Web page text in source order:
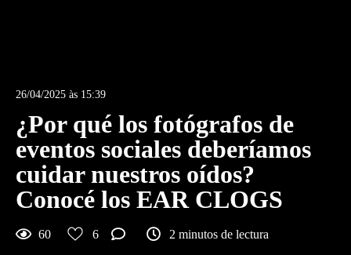
26/04/2025 às 15:39
¿Por qué los fotógrafos de
eventos sociales deberíamos
cuidar nuestros oídos?
Conocé los EAR CLOGS
60 6 2 minutos de lectura